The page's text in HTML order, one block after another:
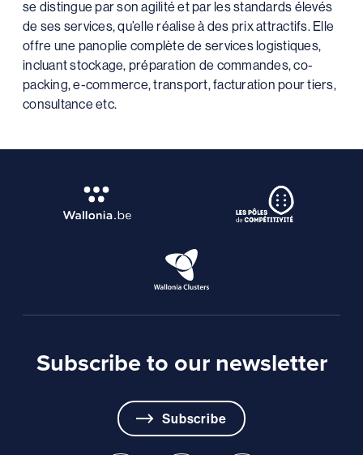
se distingue par son agilité et par les standards élevés
de ses services, qu’elle réalise à des prix attractifs. Elle
offre une panoplie complète de services logistiques,
incluant stockage, préparation de commandes, co-
packing, e-commerce, transport, facturation pour tiers,
consultance etc.
Subscribe to our newsletter
Subscribe